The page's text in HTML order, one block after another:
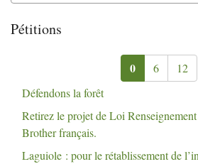
Pétitions
0 6
12
Défendons la forêt
Retirez le projet de Loi
Brother français.
Laguiole : pour le rétablissement de